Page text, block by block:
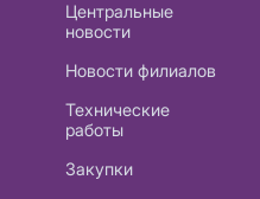
Центральные
новости
Новости филиалов
Технические
работы
Закупки